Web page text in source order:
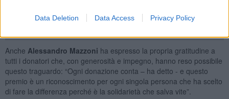
Data Deletion Data Access Privacy Policy
Anche Alessandro Mazzoni ha espresso la propria gratitudine a
tutti i donatori che, con generosità e impegno, hanno reso possibile
questo traguardo: “Ogni donazione conta – ha detto - e questo
premio è un riconoscimento per ogni singola persona che ha scelto
di fare la differenza perché è la solidarietà che salva vite”.